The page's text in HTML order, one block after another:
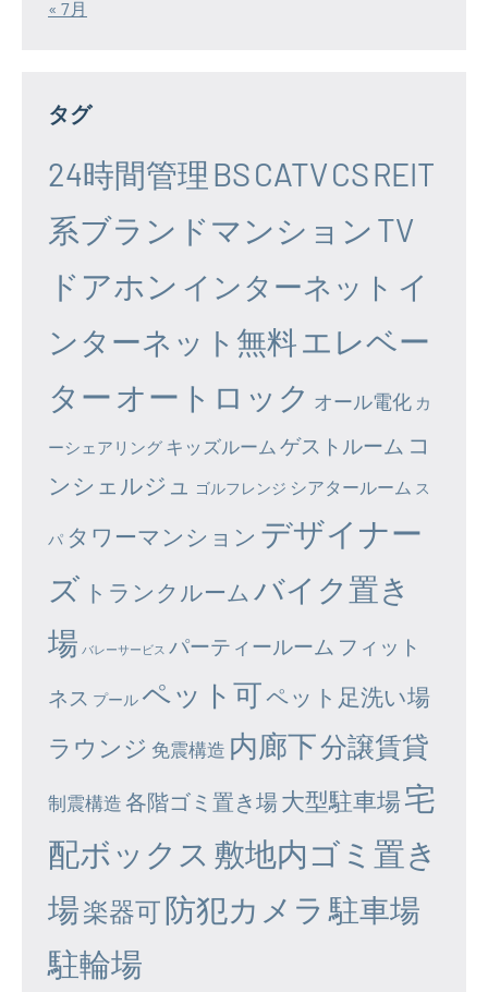
« 7月
タグ
24時間管理 BSCATVCSREIT
系ブランドマンション TV
ドアホン インターネット イ
ンターネット無料エレベー
ター オートロック オール電化 カ
ーシェアリング キッズルーム ゲストルーム コ
ンシェルジュ
ゴルフレンジ シアタールーム ス
パ タワーマンション デザイナー
ズ トランクルーム バイク置き
場 バレーサービス パーティールーム フィット
ネス プール ペット可ペット足洗い場
ラウンジ 免震構造 内廊下分譲賃貸
制震構造 各階ゴミ置き場大型駐車場宅
配ボックス 敷地内ゴミ置き
場楽器可防犯カメラ 駐車場
駐輪場